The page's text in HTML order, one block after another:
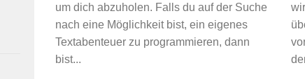
um dich abzuholen. Falls du auf der Suche
nach eine Möglichkeit bist, ein eigenes
Textabenteuer zu programmieren, dann
bist...